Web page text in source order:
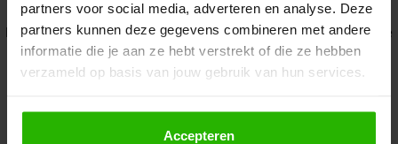
partners voor social media, adverteren en analyse. Deze
partners kunnen deze gegevens combineren met andere
informatie die je aan ze hebt verstrekt of die ze hebben
verzameld op basis van jouw gebruik van hun services.
Als je op "Accepteer" klikt, dan geef je Voordeeluitjes.nl
toestemming om cookies voor social media en
Accepteren
Application error: a client-side exception has occurred while
loadingwww.voordeeluitjes.nl (see the browser console for more
information).